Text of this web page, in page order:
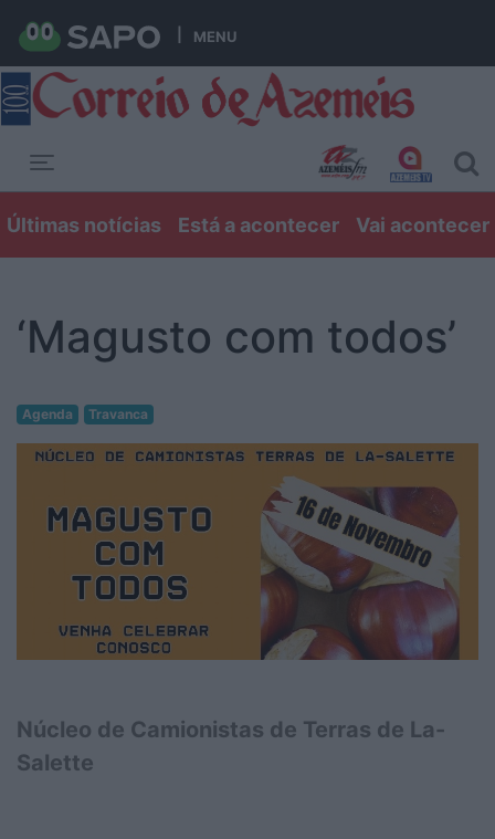
MENU
Últimas notícias Está a acontecer Vai acontecer
‘Magusto com todos’
Agenda Travanca
Núcleo de Camionistas de Terras de La-
Salette